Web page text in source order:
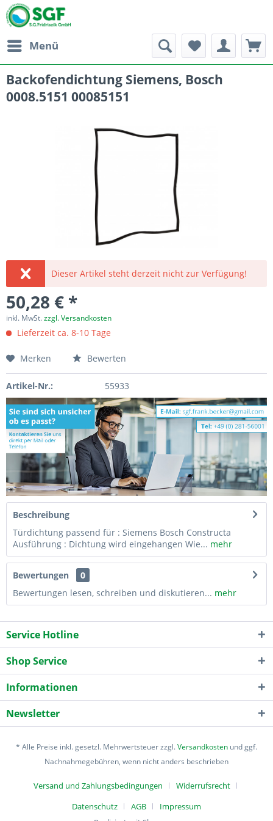
Menü
Backofendichtung Siemens, Bosch
0008.5151 00085151
Dieser Artikel steht derzeit nicht zur Verfügung!
50,28 € *
inkl. MwSt.zzgl. Versandkosten
Lieferzeit ca. 8-10 Tage
Merken Bewerten
Artikel-Nr.: 55933
Beschreibung
Türdichtung passend für : Siemens Bosch Constructa
Ausführung : Dichtung wird eingehangen Wie... mehr
Bewertungen
0
Bewertungen lesen, schreiben und diskutieren... mehr
Service Hotline
Shop Service
Informationen
Newsletter
* Alle Preise inkl. gesetzl. Mehrwertsteuer zzgl.Versandkosten und ggf.
Nachnahmegebühren, wenn nicht anders beschrieben
Versand und Zahlungsbedingungen
Widerrufsrecht
Datenschutz
AGB
Impressum